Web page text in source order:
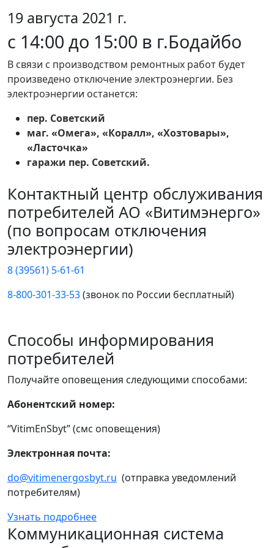
19 августа 2021 г.
с 14:00 до 15:00 в г.Бодайбо
В связи с производством ремонтных работ будет
произведено отключение электроэнергии. Без
электроэнергии останется:
пер. Советский
маг. «Омега», «Коралл», «Хозтовары»,
«Ласточка»
гаражи пер. Советский.
Контактный центр обслуживания
потребителей АО «Витимэнерго»
(по вопросам отключения
электроэнергии)
8 (39561) 5-61-61
8-800-301-33-53(звонок по России бесплатный)
Способы информирования
потребителей
Получайте оповещения следующими способами:
Абонентский номер:
“VitimEnSbyt” (смс оповещения)
Электронная почта:
do@vitimenergosbyt.ru (отправка уведомлений
потребителям)
Узнать подробнее
Коммуникационная система